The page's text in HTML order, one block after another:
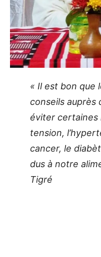
« Il est bon que
conseils auprès
éviter certaines
tension,
cancer, le
dus à notre
Tigré